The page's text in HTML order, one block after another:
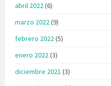
abril 2022(6)
marzo 2022(9)
febrero 2022(5)
enero 2022(3)
diciembre 2021 (3)